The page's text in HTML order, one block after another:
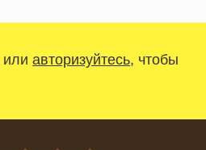
или авторизуйтесь, чтобы